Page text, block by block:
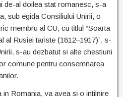
de-al doilea stat romanesc, s-a
sub egida Consiliului Unirii, o
membru al CU, cu titlul “Soarta
al Rusiei tariste (1812–1917)”, s-
s-au dezbatut si alte chestiuni
comune pentru consemnarea
in Romania, va avea si o intilnire